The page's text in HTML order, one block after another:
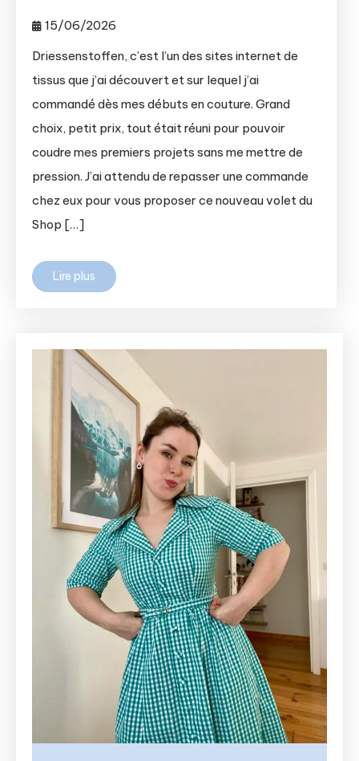
15/06/2026
Driessenstoffen, c’est l’un des sites internet de
tissus que j’ai découvert et sur lequel j’ai
commandé dès mes débuts en couture. Grand
choix, petit prix, tout était réuni pour pouvoir
coudre mes premiers projets sans me mettre de
pression. J’ai attendu de repasser une commande
chez eux pour vous proposer ce nouveau volet du
Shop […]
Lire plus